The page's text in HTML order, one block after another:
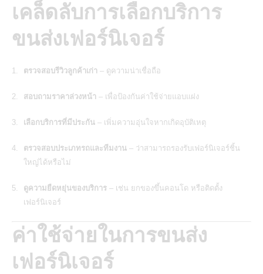
เคล็ดลับการเลือกบริการ
ขนส่งเฟอร์นิเจอร์
ตรวจสอบรีวิวลูกค้าเก่า – ดูความน่าเชื่อถือ
สอบถามราคาล่วงหน้า – เพื่อป้องกันค่าใช้จ่ายแอบแฝง
เลือกบริการที่มีประกัน – เพิ่มความอุ่นใจหากเกิดอุบัติเหตุ
ตรวจสอบประเภทรถและทีมงาน – ว่าสามารถรองรับเฟอร์นิเจอร์ชิ้น
ใหญ่ได้หรือไม่
ดูความยืดหยุ่นของบริการ – เช่น ยกของขึ้นคอนโด หรือติดตั้ง
เฟอร์นิเจอร์
ค่าใช้จ่ายในการขนส่ง
เฟอร์นิเจอร์